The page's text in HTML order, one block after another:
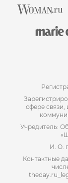
сфере
Учредитель:
И. О.
Контактные